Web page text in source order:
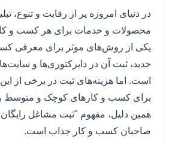
در دنیای امروزه پر از رقابت و تنوع،
محصولات و خدمات برای هر کسب و
یکی از روش‌های موثر برای معرفی
جدید، ثبت آن در دایرکتوری‌ها و
است. اما هزینه‌های ثبت در برخی از این
برای کسب و کارهای کوچک و متوسط
همین دلیل، مفهوم "ثبت مشاغل
صاحبان کسب و کار جذاب است.